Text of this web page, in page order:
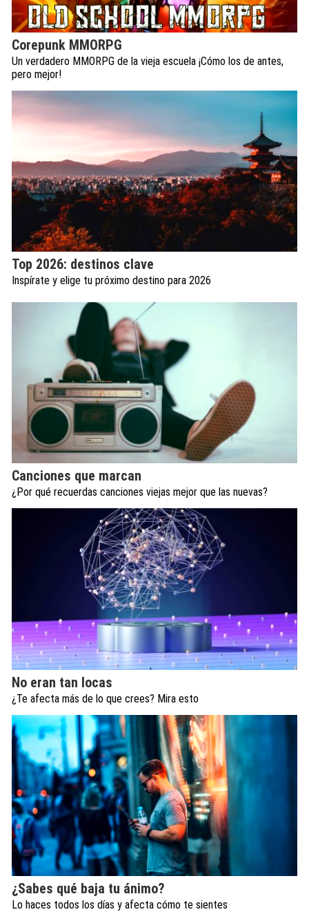
Corepunk MMORPG
Un verdadero MMORPG de la vieja escuela ¡Cómo los de antes,
pero mejor!
Top 2026: destinos clave
Inspírate y elige tu próximo destino para 2026
Canciones que marcan
¿Por qué recuerdas canciones viejas mejor que las nuevas?
No eran tan locas
¿Te afecta más de lo que crees? Mira esto
¿Sabes qué baja tu ánimo?
Lo haces todos los días y afecta cómo te sientes